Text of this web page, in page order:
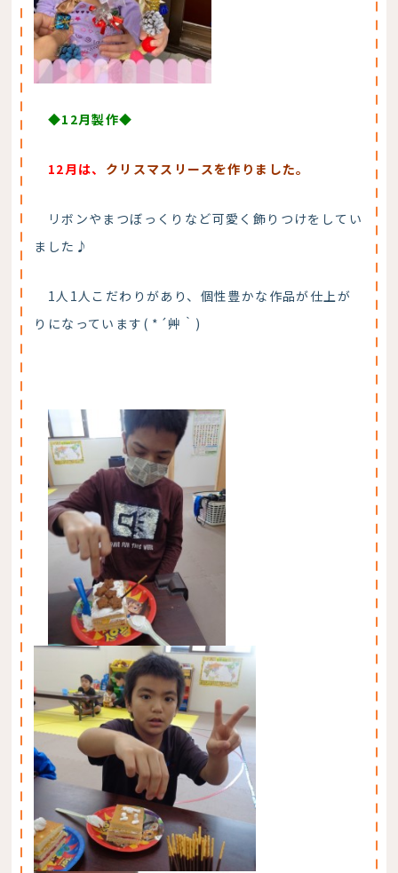
◆12月製作◆
12月は、 クリスマスリースを作りました。
リボンやまつぼっくりなど可愛く飾りつけをしてい
ました♪
1人1人こだわりがあり、個性豊かな作品が仕上が
りになっています( *´艸｀)